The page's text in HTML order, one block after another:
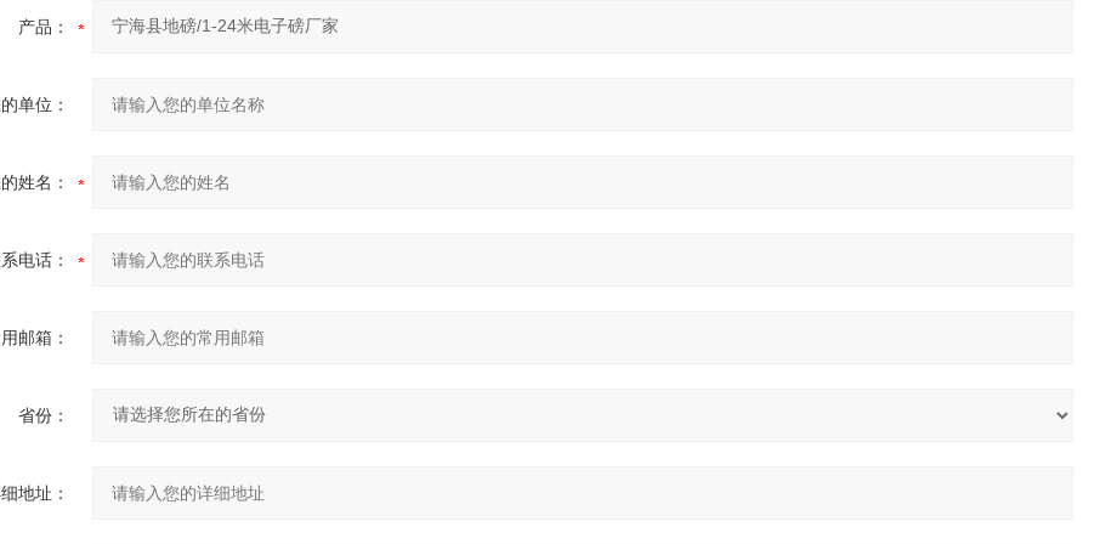
产品：
单位：
姓名：
电话：
邮箱：
省份：
地址：